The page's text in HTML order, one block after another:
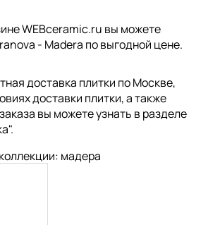
WEBceramic.ru вы можете
- Madera по выгодной цене.
доставка плитки по Москве,
доставки плитки, а также
вы можете узнать в разделе
".
мадера